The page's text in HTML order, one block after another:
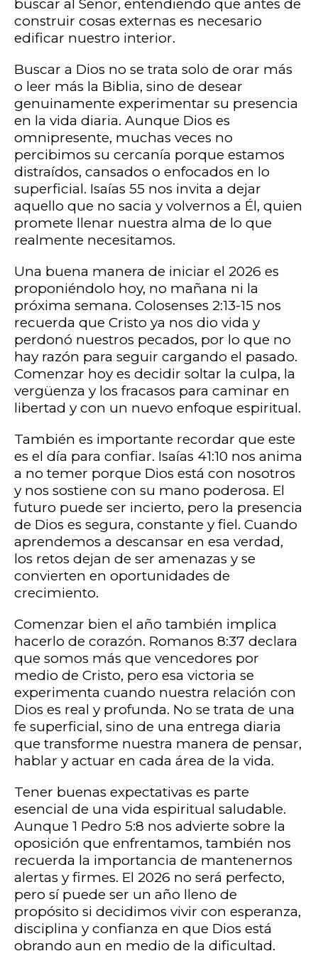
buscar al Señor, entendiendo que antes de
construir cosas externas es necesario
edificar nuestro interior.
Buscar a Dios no se trata solo de orar más
o leer más la Biblia, sino de desear
genuinamente experimentar su presencia
en la vida diaria. Aunque Dios es
omnipresente, muchas veces no
percibimos su cercanía porque estamos
distraídos, cansados o enfocados en lo
superficial. Isaías 55 nos invita a dejar
aquello que no sacia y volvernos a Él, quien
promete llenar nuestra alma de lo que
realmente necesitamos.
Una buena manera de iniciar el 2026 es
proponiéndolo hoy, no mañana ni la
próxima semana. Colosenses 2:13-15 nos
recuerda que Cristo ya nos dio vida y
perdonó nuestros pecados, por lo que no
hay razón para seguir cargando el pasado.
Comenzar hoy es decidir soltar la culpa, la
vergüenza y los fracasos para caminar en
libertad y con un nuevo enfoque espiritual.
También es importante recordar que este
es el día para confiar. Isaías 41:10 nos anima
a no temer porque Dios está con nosotros
y nos sostiene con su mano poderosa. El
futuro puede ser incierto, pero la presencia
de Dios es segura, constante y fiel. Cuando
aprendemos a descansar en esa verdad,
los retos dejan de ser amenazas y se
convierten en oportunidades de
crecimiento.
Comenzar bien el año también implica
hacerlo de corazón. Romanos 8:37 declara
que somos más que vencedores por
medio de Cristo, pero esa victoria se
experimenta cuando nuestra relación con
Dios es real y profunda. No se trata de una
fe superficial, sino de una entrega diaria
que transforme nuestra manera de pensar,
hablar y actuar en cada área de la vida.
Tener buenas expectativas es parte
esencial de una vida espiritual saludable.
Aunque 1 Pedro 5:8 nos advierte sobre la
oposición que enfrentamos, también nos
recuerda la importancia de mantenernos
alertas y firmes. El 2026 no será perfecto,
pero sí puede ser un año lleno de
propósito si decidimos vivir con esperanza,
disciplina y confianza en que Dios está
obrando aun en medio de la dificultad.